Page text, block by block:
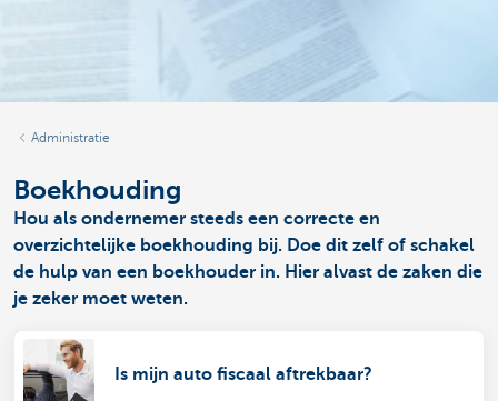
Administratie
Boekhouding
Hou als ondernemer steeds een correcte en
overzichtelijke boekhouding bij. Doe dit zelf of schakel
de hulp van een boekhouder in. Hier alvast de zaken die
je zeker moet weten.
Is mijn auto fiscaal aftrekbaar?